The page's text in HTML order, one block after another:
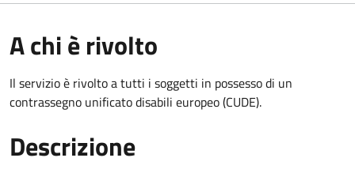
A chi è rivolto
Il servizio è rivolto a tutti i soggetti in possesso di un
contrassegno unificato disabili europeo (CUDE).
Descrizione